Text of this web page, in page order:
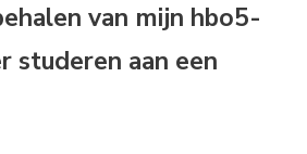
van mijn hbo5-
studeren aan een